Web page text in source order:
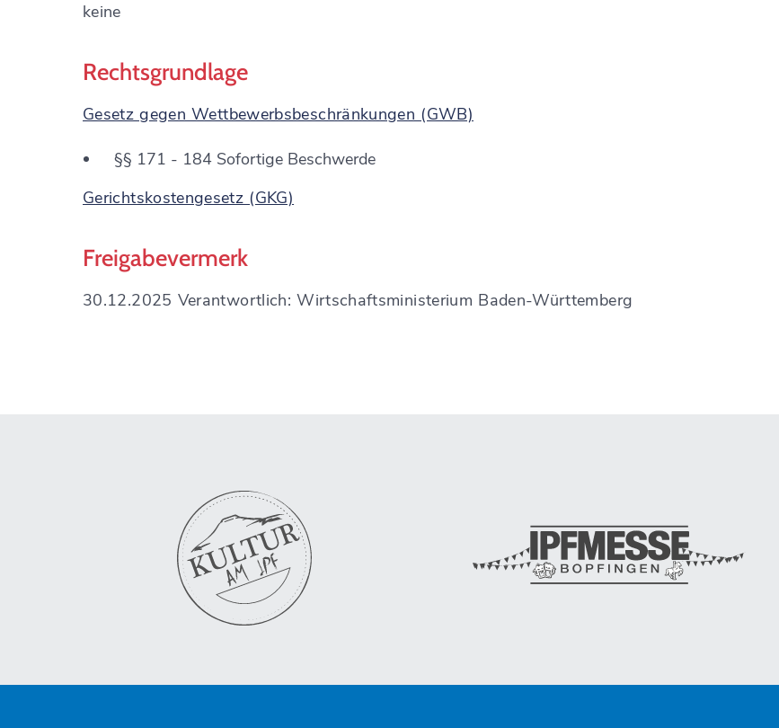
keine
Rechtsgrundlage
Gesetz gegen Wettbewerbsbeschränkungen (GWB)
§§ 171 - 184 Sofortige Beschwerde
Gerichtskostengesetz (GKG)
Freigabevermerk
30.12.2025 Verantwortlich: Wirtschaftsministerium Baden-Württemberg